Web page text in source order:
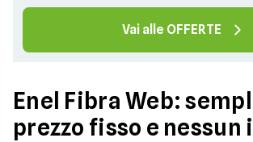
Vai alle OFFERTE
Enel Fibra Web:
prezzo fisso e nessun